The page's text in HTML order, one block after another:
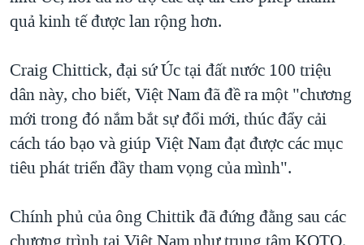
quả kinh tế được lan rộng hơn.
Craig Chittick, đại sứ Úc tại đất nước 100 triệu
dân này, cho biết, Việt Nam đã đề ra một "chương
mới trong đó nắm bắt sự đổi mới, thúc đẩy cải
cách táo bạo và giúp Việt Nam đạt được các mục
tiêu phát triển đầy tham vọng của mình".
Chính phủ của ông Chittik đã đứng đằng sau các